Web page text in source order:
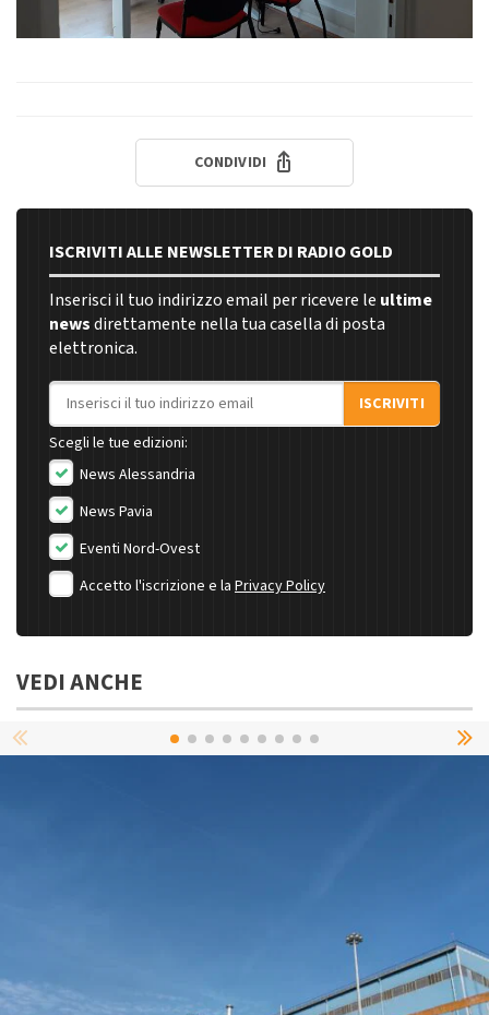
CONDIVIDI
ISCRIVITI ALLE NEWSLETTER DI RADIO GOLD
Inserisci il tuo indirizzo email per ricevere le ultime
newsdirettamente nella tua casella di posta
elettronica.
Indirizzo email
ISCRIVITI
Scegli le tue edizioni:
News Alessandria
News Pavia
Eventi Nord-Ovest
Accetto l'iscrizione e la Privacy Policy
VEDI ANCHE